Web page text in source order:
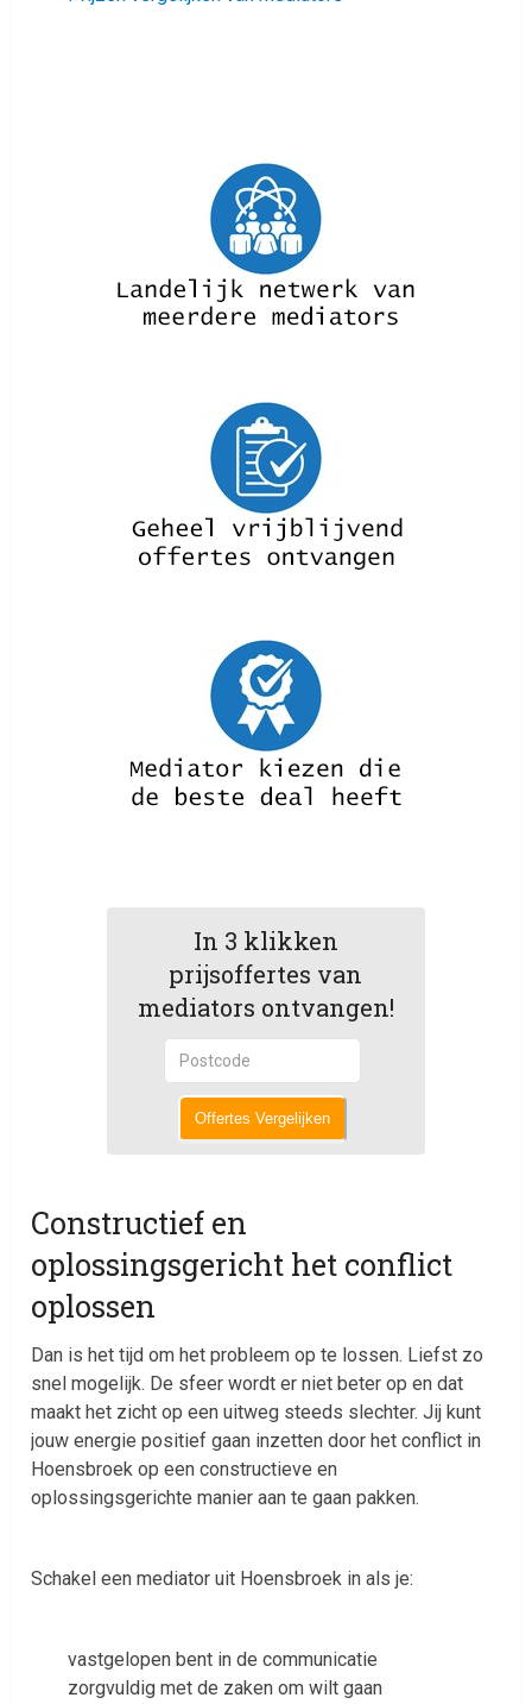
In 3 klikken
prijsoffertes van
mediators ontvangen!
Offertes Vergelijken
Constructief en
oplossingsgericht het conflict
oplossen
Dan is het tijd om het probleem op te lossen. Liefst zo
snel mogelijk. De sfeer wordt er niet beter op en dat
maakt het zicht op een uitweg steeds slechter. Jij kunt
jouw energie positief gaan inzetten door het conflict in
Hoensbroek op een constructieve en
oplossingsgerichte manier aan te gaan pakken.
Schakel een mediator uit Hoensbroek in als je:
vastgelopen bent in de communicatie
zorgvuldig met de zaken om wilt gaan